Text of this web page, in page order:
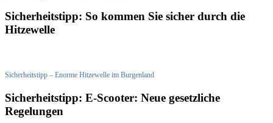
Sicherheitstipp: So kommen Sie sicher durch die
Hitzewelle
Sicherheitstipp – Enorme Hitzewelle im Burgenland
Sicherheitstipp: E-Scooter: Neue gesetzliche
Regelungen